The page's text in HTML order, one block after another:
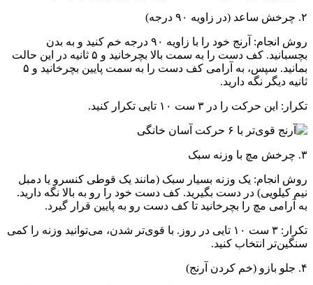
۲. چرخش ساعد (در زاویه ۹۰ درجه)
روش انجام: آرنج خود را با زاویه ۹۰ درجه خم کنید و به بدن
بچسبانید. کف دست را به سمت بالا بچرخانید و ۵ ثانیه در این حالت
بمانید. سپس، به آرامی کف دست را به سمت پایین بچرخانید و ۵
ثانیه دیگر نگه دارید.
تکرار: این حرکت را در ۳ ست ۱۰ تایی تکرار کنید.
۳. چرخش مچ با وزنه سبک
روش انجام: یک وزنه بسیار سبک (مانند یک قوطی کنسرو یا دمبل
نیم کیلویی) در دست بگیرید. کف دست خود را رو به بالا نگه دارید.
به آرامی مچ را بچرخانید تا کف دست رو به پایین قرار گیرد.
تکرار: ۳ ست ۱۰ تایی در روز. با قوی‌تر شدن، می‌توانید وزنه را کمی
سنگین‌تر انتخاب کنید.
۴. جلو بازو (خم کردن آرنج)